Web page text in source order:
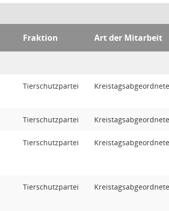
Fraktion Art der Mitarbeit
Tierschutzpartei Kreistagsabgeordnete
Tierschutzpartei Kreistagsabgeordnete
Tierschutzpartei Kreistagsabgeordnete
Tierschutzpartei Kreistagsabgeordnete